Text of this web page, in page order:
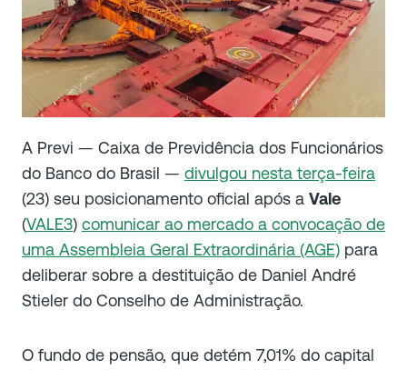
A Previ — Caixa de Previdência dos Funcionários
do Banco do Brasil — divulgou nesta terça-feira
(23) seu posicionamento oficial após a Vale
(VALE3) comunicar ao mercado a convocação de
uma Assembleia Geral Extraordinária (AGE) para
deliberar sobre a destituição de Daniel André
Stieler do Conselho de Administração.
O fundo de pensão, que detém 7,01% do capital